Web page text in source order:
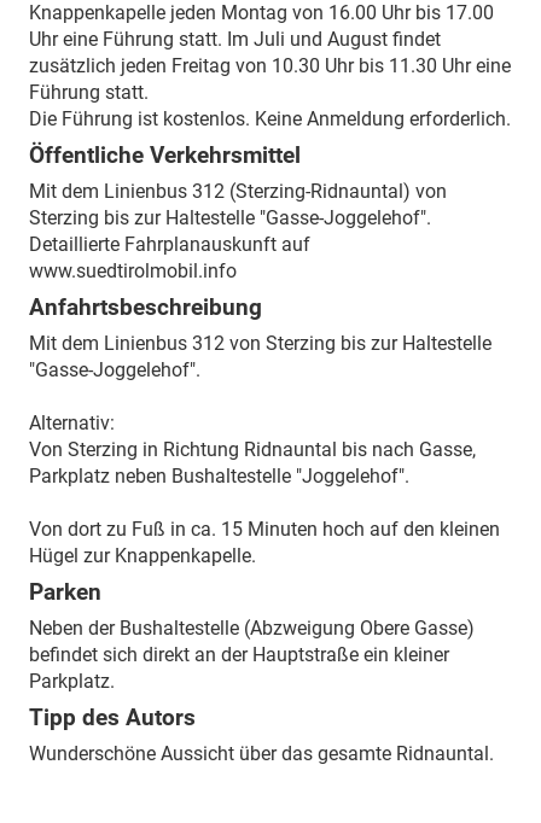
Knappenkapelle jeden Montag von 16.00 Uhr bis 17.00
Uhr eine Führung statt. Im Juli und August findet
zusätzlich jeden Freitag von 10.30 Uhr bis 11.30 Uhr eine
Führung statt.
Die Führung ist kostenlos. Keine Anmeldung erforderlich.
Öffentliche Verkehrsmittel
Mit dem Linienbus 312 (Sterzing-Ridnauntal) von
Sterzing bis zur Haltestelle "Gasse-Joggelehof".
Detaillierte Fahrplanauskunft auf
www.suedtirolmobil.info
Anfahrtsbeschreibung
Mit dem Linienbus 312 von Sterzing bis zur Haltestelle
"Gasse-Joggelehof".
Alternativ:
Von Sterzing in Richtung Ridnauntal bis nach Gasse,
Parkplatz neben Bushaltestelle "Joggelehof".
Von dort zu Fuß in ca. 15 Minuten hoch auf den kleinen
Hügel zur Knappenkapelle.
Parken
Neben der Bushaltestelle (Abzweigung Obere Gasse)
befindet sich direkt an der Hauptstraße ein kleiner
Parkplatz.
Tipp des Autors
Wunderschöne Aussicht über das gesamte Ridnauntal.